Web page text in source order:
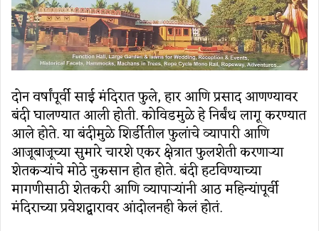
दोन वर्षांपूर्वी साई मंदिरात फुले, हार आणि प्रसाद आणण्यावर
बंदी घालण्यात आली होती. कोविडमुळे हे निर्बंध लागू करण्यात
आले होते. या बंदीमुळे शिर्डीतील फुलांचे व्यापारी आणि
आजूबाजूच्या सुमारे चारशे एकर क्षेत्रात फुलशेती करणाऱ्या
शेतकऱ्यांचे मोठे नुकसान होत होते. बंदी हटविण्याच्या
मागणीसाठी शेतकरी आणि व्यापाऱ्यांनी आठ महिन्यांपूर्वी
मंदिराच्या प्रवेशद्वारावर आंदोलनही केलं होतं.